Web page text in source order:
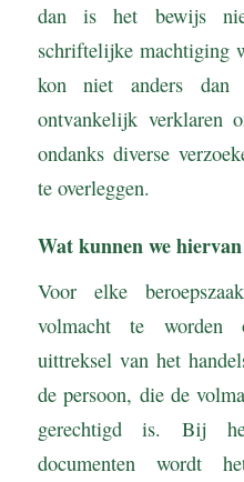
dan is het bewijs
schriftelijke machtiging
kon niet anders dan
ontvankelijk verklaren
ondanks diverse
te overleggen.
Wat kunnen we
Voor elke
volmacht te worden
uittreksel van het
de persoon, die de
gerechtigd is. Bij
documenten wordt